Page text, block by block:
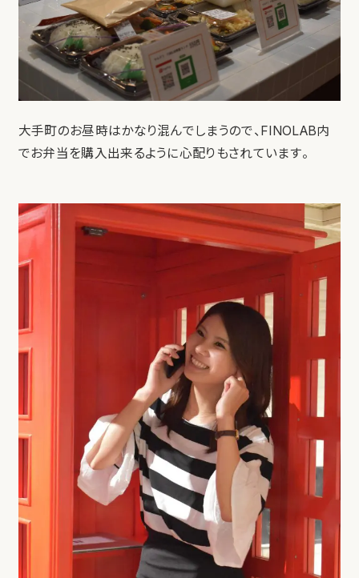
大手町のお昼時はかなり混んでしまうので、FINOLAB内
でお弁当を購入出来るように心配りもされています。